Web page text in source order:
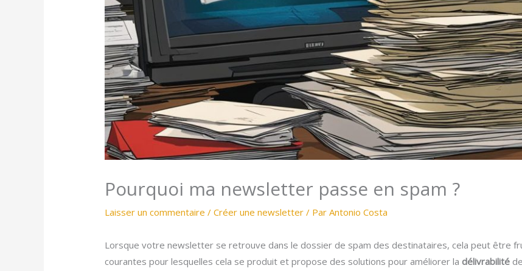
Pourquoi ma newsletter passe en spam ?
Laisser un commentaire /Créer une newsletter / ParAntonio Costa
Lorsque votre newsletter se retrouve dans le dossier de spam des destinataires, cela peut être
courantes pour lesquelles cela se produit et propose des solutions pour améliorer ladélivrabilité